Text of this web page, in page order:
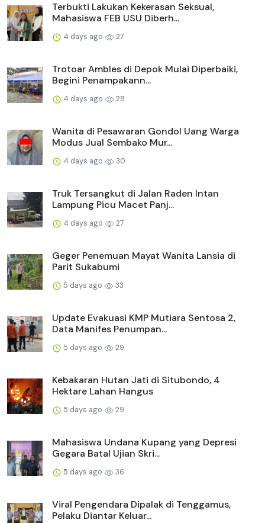
Terbukti Lakukan Kekerasan Seksual,
Mahasiswa FEB USU Diberh...
4 days ago 27
Trotoar Ambles di Depok Mulai Diperbaiki,
Begini Penampakann...
4 days ago 28
Wanita di Pesawaran Gondol Uang Warga
Modus Jual Sembako Mur...
4 days ago 30
Truk Tersangkut di Jalan Raden Intan
Lampung Picu Macet Panj...
4 days ago 27
Geger Penemuan Mayat Wanita Lansia di
Parit Sukabumi
5 days ago 33
Update Evakuasi KMP Mutiara Sentosa 2,
Data Manifes Penumpan...
5 days ago 29
Kebakaran Hutan Jati di Situbondo, 4
Hektare Lahan Hangus
5 days ago 29
Mahasiswa Undana Kupang yang Depresi
Gegara Batal Ujian Skri...
5 days ago 36
Viral Pengendara Dipalak di Tenggamus,
Pelaku Diantar Keluar...